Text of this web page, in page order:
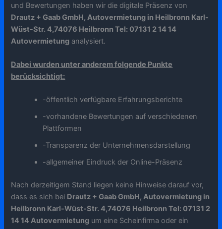
und Bewertungen haben wir die digitale Präsenz von
Drautz + Gaab GmbH, Autovermietung in Heilbronn Karl-
Wüst-Str. 4,74076 Heilbronn Tel: 07131 2 14 14
Autovermietung analysiert.
Dabei wurden unter anderem folgende Punkte
berücksichtigt:
-öffentlich verfügbare Erfahrungsberichte
-vorhandene Bewertungen auf verschiedenen
Plattformen
-Transparenz der Unternehmensdarstellung
-allgemeiner Eindruck der Online-Präsenz
Nach derzeitigem Stand liegen keine Hinweise darauf vor,
dass es sich bei Drautz + Gaab GmbH, Autovermietung in
Heilbronn Karl-Wüst-Str. 4,74076 Heilbronn Tel: 07131 2
14 14 Autovermietung um eine Scheinfirma oder ein